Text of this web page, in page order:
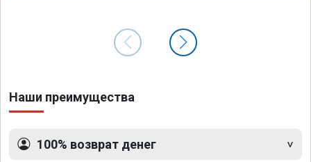
Наши преимущества
100% возврат денег